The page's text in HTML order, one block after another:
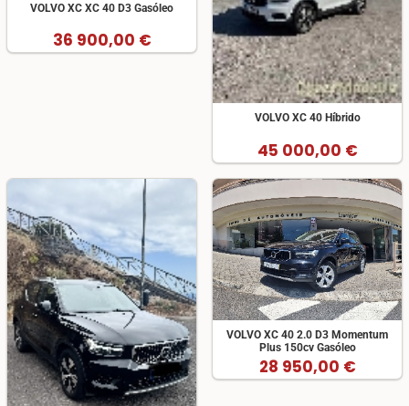
VOLVO XC XC 40 D3 Gasóleo
36 900,00 €
VOLVO XC 40 Híbrido
45 000,00 €
VOLVO XC 40 2.0 D3 Momentum
Plus 150cv Gasóleo
28 950,00 €